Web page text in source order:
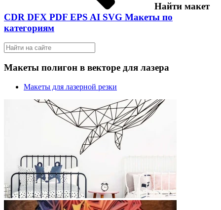
Найти макет
CDR DFX PDF EPS AI SVG Макеты по
категориям
Макеты полигон в векторе для лазера
Макеты для лазерной резки